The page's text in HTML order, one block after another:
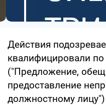
Действия
квалифицировали по
("Предложение,
предоставление
должностному